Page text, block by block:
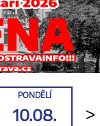
PONDĚLÍ
10.08. >